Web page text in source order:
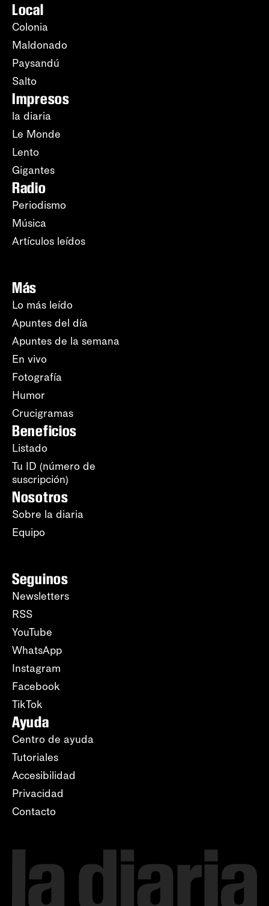
Local
Colonia
Maldonado
Paysandú
Salto
Impresos
la diaria
Le Monde
Lento
Gigantes
Radio
Periodismo
Música
Artículos leídos
Más
Lo más leído
Apuntes del día
Apuntes de la semana
En vivo
Fotografía
Humor
Crucigramas
Beneficios
Listado
Tu ID (número de
suscripción)
Nosotros
Sobre la diaria
Equipo
Seguinos
Newsletters
RSS
YouTube
WhatsApp
Instagram
Facebook
TikTok
Ayuda
Centro de ayuda
Tutoriales
Accesibilidad
Privacidad
Contacto